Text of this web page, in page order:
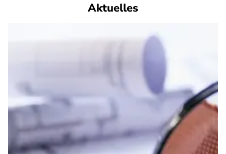
Aktuelles